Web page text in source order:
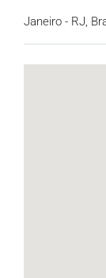
Janeiro - RJ,